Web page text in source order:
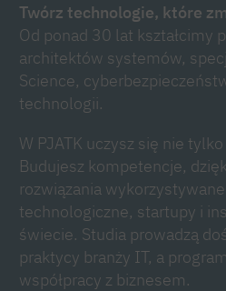
Twórz technologie, które
Od ponad 30 lat kształcimy
architektów systemów,
Science,
technologii.
W PJATK uczysz się nie
Budujesz kompetencje,
rozwiązania
technologiczne, startupy i
świecie. Studia prowadzą
praktycy branży IT, a
współpracy z biznesem.